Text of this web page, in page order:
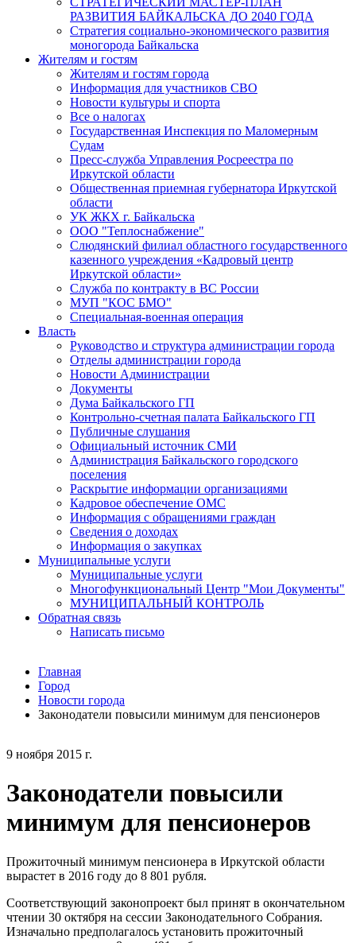
9 ноября 2015 г.
Законодатели повысили
минимум для пенсионеров
Прожиточный минимум пенсионера в Иркутской области
вырастет в 2016 году до 8 801 рубля.
Соответствующий законопроект был принят в окончательном
чтении 30 октября на сессии Законодательного Собрания.
Изначально предполагалось установить прожиточный
РАЗВИТИЯ БАЙКАЛЬСКА ДО 2040 ГОДА
Стратегия социально-экономического развития
моногорода Байкальска
Жителям и гостям
Жителям и гостям города
Информация для участников СВО
Новости культуры и спорта
Все о налогах
Государственная Инспекция по Маломерным
Судам
Пресс-служба Управления Росреестра по
Иркутской области
Общественная приемная губернатора Иркутской
области
УК ЖКХ г. Байкальска
ООО "Теплоснабжение"
Слюдянский филиал областного государственного
казенного учреждения «Кадровый центр
Иркутской области»
Служба по контракту в ВС России
МУП "КОС БМО"
Специальная-военная операция
Власть
Руководство и структура администрации города
Отделы администрации города
Новости Администрации
Документы
Дума Байкальского ГП
Контрольно-счетная палата Байкальского ГП
Публичные слушания
Официальный источник СМИ
Администрация Байкальского городского
поселения
Раскрытие информации организациями
Кадровое обеспечение ОМС
Информация с обращениями граждан
Сведения о доходах
Информация о закупках
Муниципальные услуги
Муниципальные услуги
Многофункциональный Центр "Мои Документы"
МУНИЦИПАЛЬНЫЙ КОНТРОЛЬ
Обратная связь
Написать письмо
Главная
Город
Новости города
Законодатели повысили минимум для пенсионеров